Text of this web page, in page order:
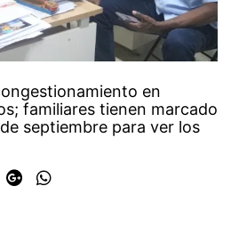
en
familiares tienen marcado
septiembre para ver los